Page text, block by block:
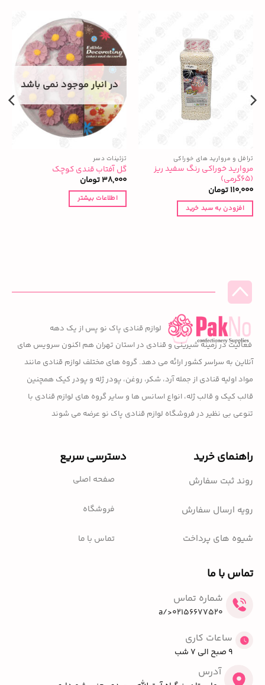
ترافل و مروارید های خوراکی
مروارید خوراکی رنگ سفید ریز
(۶۵گرمی)
110,000تومان
افزودن به سبد خرید
در انبار موجود نمی باشد
تزئینات دسر
گل آفتاب قندی کوچک
38,000تومان
اطلاعات بیشتر
لوازم قنادی پاک نو پس از یک دهه
فعالیت در زمینه شیرینی و قنادی در استان تهران هم اکنون سرویس های
آنلاین به سراسر کشور ارائه می دهد. گروه های مختلف لوازم قنادی مانند
مواد اولیه قنادی از جمله آرد، شکر، روغن، پودر ژله و پودر کیک همچنین
قالب کیک و قالب ژله، انواع اسانس ها و سایر گروه های لوازم قنادی با
تنوعی بی نظیر در فروشگاه لوازم قنادی پاک نو عرضه می شوند
راهنمای خرید
روند ثبت سفارش
رویه ارسال سفارش
شیوه های پرداخت
دسترسی سریع
صفحه اصلی
فروشگاه
تماس با ما
تماس با ما
شماره تماس
02156677520</a
ساعات کاری
9 صبح الی 7 شب
آدرس